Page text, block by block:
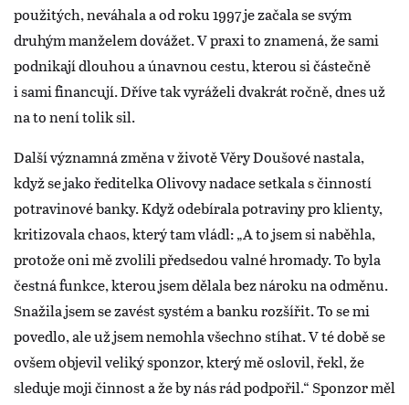
použitých, neváhala a od roku 1997 je začala se svým
druhým manželem dovážet. V praxi to znamená, že sami
podnikají dlouhou a únavnou cestu, kterou si částečně
i sami financují. Dříve tak vyráželi dvakrát ročně, dnes už
na to není tolik sil.
Další významná změna v životě Věry Doušové nastala,
když se jako ředitelka Olivovy nadace setkala s činností
potravinové banky. Když odebírala potraviny pro klienty,
kritizovala chaos, který tam vládl: „A to jsem si naběhla,
protože oni mě zvolili předsedou valné hromady. To byla
čestná funkce, kterou jsem dělala bez nároku na odměnu.
Snažila jsem se zavést systém a banku rozšířit. To se mi
povedlo, ale už jsem nemohla všechno stíhat. V té době se
ovšem objevil veliký sponzor, který mě oslovil, řekl, že
sleduje moji činnost a že by nás rád podpořil.“ Sponzor měl